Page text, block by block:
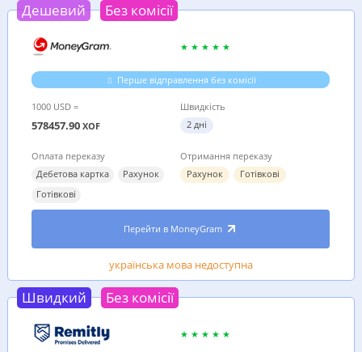
Дешевий Без комісії
Перше відправлення без комісії
1000 USD =
578457.90 XOF
Швидкість
2 дні
Оплата переказу
Дебетова картка
Рахунок
Готівкові
Отримання переказу
Рахунок
Готівкові
Перейти в MoneyGram
українська мова недоступна
Швидкий Без комісії